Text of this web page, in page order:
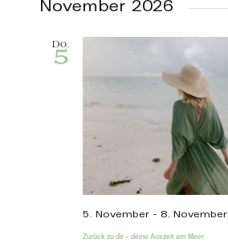
November 2026
Do.
5
Zurück zu dir – deine Auszeit am Meer
5. November -8. November